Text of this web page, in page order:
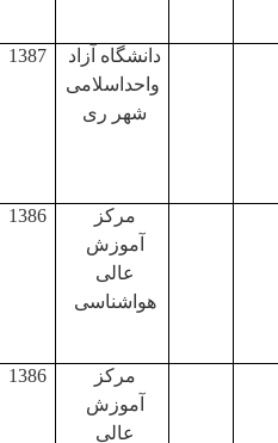
دانشگاه آزاد
اسلامی
شهر ری
1387
هواشناسی
1386
1386